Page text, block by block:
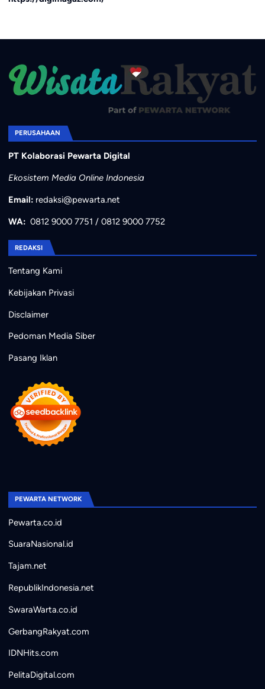
PERUSAHAAN
PT Kolaborasi Pewarta Digital
Ekosistem Media Online Indonesia
Email: redaksi@pewarta.net
WA: 0812 9000 7751 / 0812 9000 7752
REDAKSI
Tentang Kami
Kebijakan Privasi
Disclaimer
Pedoman Media Siber
Pasang Iklan
PEWARTA NETWORK
Pewarta.co.id
SuaraNasional.id
Tajam.net
RepublikIndonesia.net
SwaraWarta.co.id
GerbangRakyat.com
IDNHits.com
PelitaDigital.com